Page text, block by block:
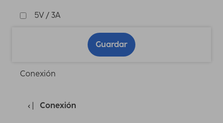
5V / 3A
Guardar
Conexión
Conexión